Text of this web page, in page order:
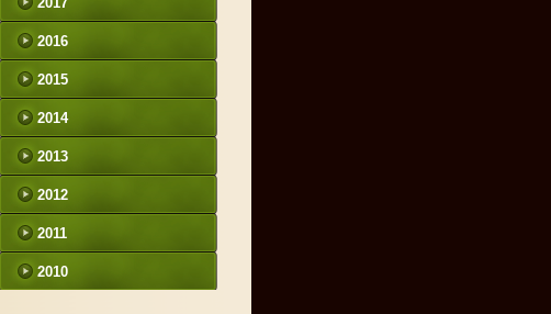
2016
2015
2014
2013
2012
2011
2010